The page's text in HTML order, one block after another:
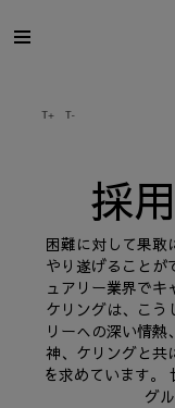
用
情
採
困難に対して果敢
やり遂げることが
ュアリー業界でキ
ケリングは、こう
リーへの深い情
神、ケリングと共
を求めています。
グ